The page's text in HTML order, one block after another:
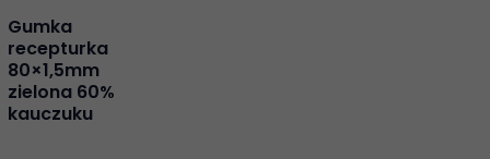
Gumka
recepturka
80×1,5mm
zielona 60%
kauczuku